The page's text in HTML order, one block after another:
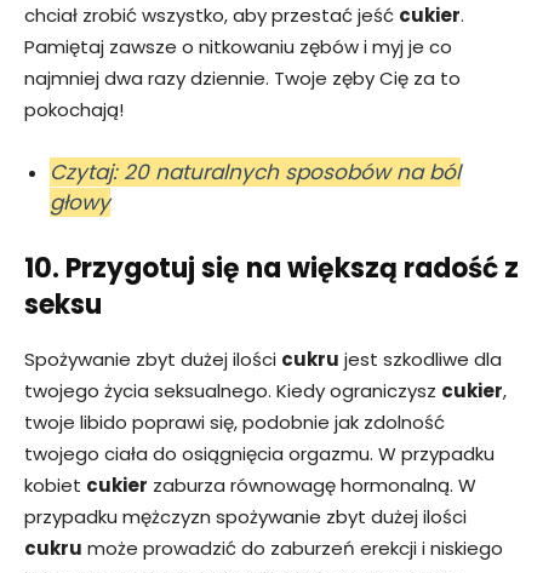
chciał zrobić wszystko, aby przestać jeść cukier.
Pamiętaj zawsze o nitkowaniu ​​zębów i myj je co
najmniej dwa razy dziennie. Twoje zęby Cię za to
pokochają!
Czytaj: 20 naturalnych sposobów na ból
głowy
10. Przygotuj się na większą radość z
seksu
Spożywanie zbyt dużej ilości cukru jest szkodliwe dla
twojego życia seksualnego. Kiedy ograniczysz cukier,
twoje libido poprawi się, podobnie jak zdolność
twojego ciała do osiągnięcia orgazmu. W przypadku
kobiet cukier zaburza równowagę hormonalną. W
przypadku mężczyzn spożywanie zbyt dużej ilości
cukru może prowadzić do zaburzeń erekcji i niskiego